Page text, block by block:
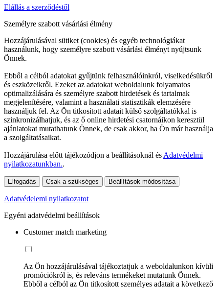
Elállás a szerződéstől
Személyre szabott vásárlási élmény
Hozzájárulásával sütiket (cookies) és egyéb technológiákat
használunk, hogy személyre szabott vásárlási élményt nyújtsunk
Önnek.
Ebből a célból adatokat gyűjtünk felhasználóinkról, viselkedésükről
és eszközeikről. Ezeket az adatokat weboldalunk folyamatos
optimalizálására és személyre szabott hirdetések és tartalmak
megjelenítésére, valamint a használati statisztikák elemzésére
használjuk fel. Az Ön titkosított adatait külső szolgáltatókkal is
szinkronizálhatjuk, és az ő online hirdetési csatornáikon keresztül
ajánlatokat mutathatunk Önnek, de csak akkor, ha Ön már használja
a szolgáltatásaikat.
Hozzájárulása előtt tájékozódjon a beállításoknál és Adatvédelmi
nyilatkozatunkban..
Elfogadás Csak a szükséges Beállítások módosítása
Adatvédelemi nyilatkozatot
Egyéni adatvédelmi beállítások
Customer match marketing
Az Ön hozzájárulásával tájékoztatjuk a weboldalunkon kívüli
promóciókról is, és releváns termékeket mutatunk Önnek.
Ebből a célból az Ön titkosított személyes adatait a következő